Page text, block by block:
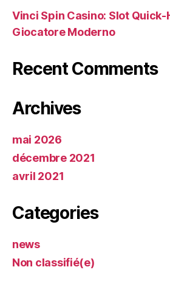
Vinci Spin Casino: Slot
Giocatore Moderno
Recent Comments
Archives
mai 2026
décembre 2021
avril 2021
Categories
news
Non classifié(e)